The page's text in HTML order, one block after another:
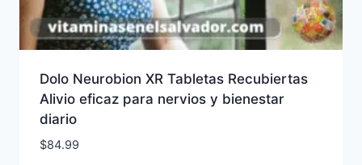
Dolo Neurobion XR Tabletas Recubiertas
Alivio eficaz para nervios y bienestar
diario
$84.99